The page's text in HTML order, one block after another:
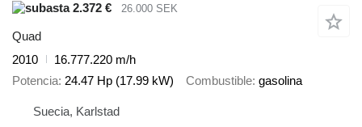
2.372 €
26.000 SEK
Quad
2010
16.777.220 m/h
Potencia 24.47 Hp (17.99 kW) Combustible gasolina
Suecia, Karlstad